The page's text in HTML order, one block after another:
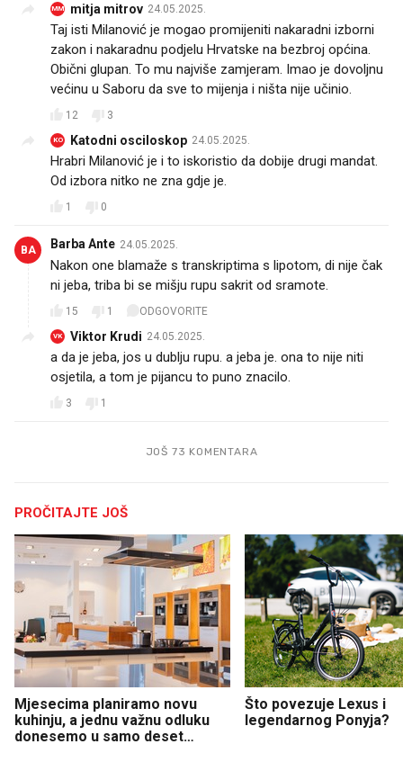
MM mitja mitrov 24.05.2025.
Taj isti Milanović je mogao promijeniti nakaradni izborni
zakon i nakaradnu podjelu Hrvatske na bezbroj općina.
Obični glupan. To mu najviše zamjeram. Imao je dovoljnu
većinu u Saboru da sve to mijenja i ništa nije učinio.
12 3
KO Katodni osciloskop 24.05.2025.
Hrabri Milanović je i to iskoristio da dobije drugi mandat.
Od izbora nitko ne zna gdje je.
1 0
BA Barba Ante 24.05.2025.
Nakon one blamaže s transkriptima s lipotom, di nije čak
ni jeba, triba bi se mišju rupu sakrit od sramote.
15 1 ODGOVORITE
VK Viktor Krudi 24.05.2025.
a da je jeba, jos u dublju rupu. a jeba je. ona to nije niti
osjetila, a tom je pijancu to puno znacilo.
3 1
JOŠ 73 KOMENTARA
PROČITAJTE JOŠ
Mjesecima planiramo novu
kuhinju, a jednu važnu odluku
donesemo u samo deset
Što povezuje Lexus i
legendarnog Ponyja?